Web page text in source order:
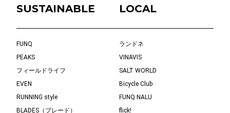
SUSTAINABLE
LOCAL
FUNQ
ランドネ
PEAKS
VINAVIS
フィールドライフ
SALT WORLD
EVEN
Bicycle Club
RUNNING style
FUNQ NALU
BLADES（ブレード）
flick!